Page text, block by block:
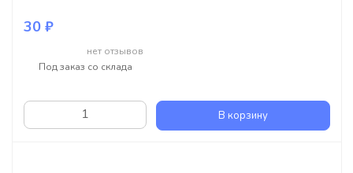
30 ₽
нет отзывов
Под заказ со склада
В корзину